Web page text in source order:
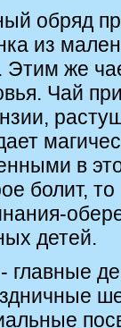
обряд
из
Этим же
Чай
в
болит,
детей.
главные